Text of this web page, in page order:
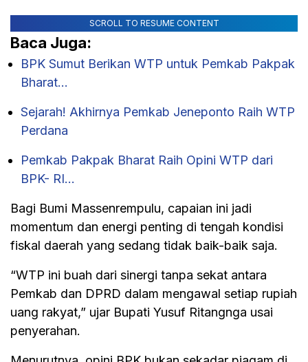
SCROLL TO RESUME CONTENT
Baca Juga:
BPK Sumut Berikan WTP untuk Pemkab Pakpak
Bharat…
Sejarah! Akhirnya Pemkab Jeneponto Raih WTP
Perdana
Pemkab Pakpak Bharat Raih Opini WTP dari
BPK- RI…
Bagi Bumi Massenrempulu, capaian ini jadi
momentum dan energi penting di tengah kondisi
fiskal daerah yang sedang tidak baik-baik saja.
“WTP ini buah dari sinergi tanpa sekat antara
Pemkab dan DPRD dalam mengawal setiap rupiah
uang rakyat,” ujar Bupati Yusuf Ritangnga usai
penyerahan.